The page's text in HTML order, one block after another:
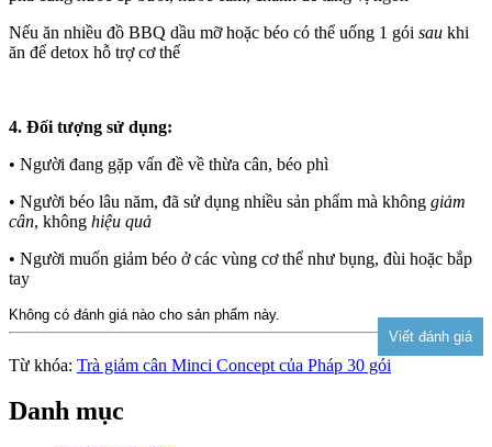
Nếu ăn nhiều đồ BBQ dầu mỡ hoặc béo có thể uống 1 gói sau khi
ăn để detox hỗ trợ cơ thể
4. Đối tượng sử dụng:
• Người đang gặp vấn đề về thừa cân, béo phì
• Người béo lâu năm, đã sử dụng nhiều sản phẩm mà không giảm
cân, không hiệu quả
• Người muốn giảm béo ở các vùng cơ thể như bụng, đùi hoặc bắp
tay
Không có đánh giá nào cho sản phẩm này.
Từ khóa: Trà giảm cân Minci Concept của Pháp 30 gói
Danh mục